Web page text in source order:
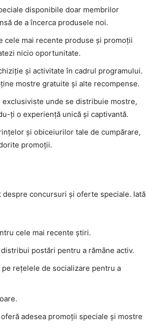
disponibile doar membrilor
de a încerca produsele noi.
cele mai recente produse și promoții
nicio oportunitate.
și activitate în cadrul programului.
mostre gratuite și alte recompense.
unde se distribuie mostre,
ți o experiență unică și captivantă.
și obiceiurilor tale de cumpărare,
promoții.
concursuri și oferte speciale. Iată
cele mai recente știri.
postări pentru a rămâne activ.
rețelele de socializare pentru a
adesea promoții speciale și mostre